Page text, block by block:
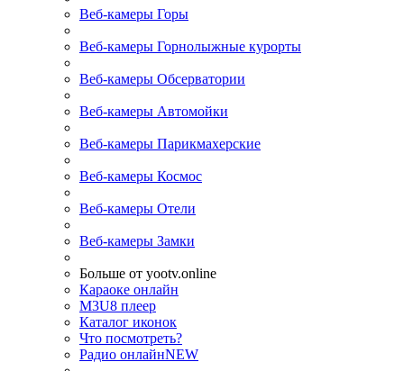
Веб-камеры Горы
Веб-камеры Горнолыжные курорты
Веб-камеры Обсерватории
Веб-камеры Автомойки
Веб-камеры Парикмахерские
Веб-камеры Космос
Веб-камеры Отели
Веб-камеры Замки
Больше от yootv.online
Караоке онлайн
M3U8 плеер
Каталог иконок
Что посмотреть?
Радио онлайнNEW